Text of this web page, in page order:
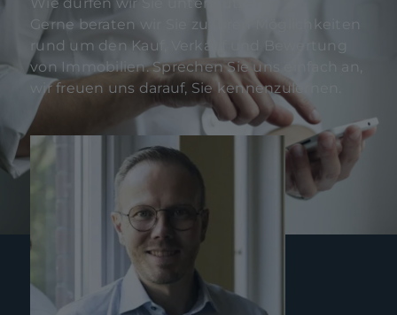
Wie dürfen wir Sie unterstützen?
Gerne beraten wir Sie zu Ihren Möglichkeiten
rund um den Kauf, Verkauf und Bewertung
von Immobilien. Sprechen Sie uns einfach an,
wir freuen uns darauf, Sie kennenzulernen.